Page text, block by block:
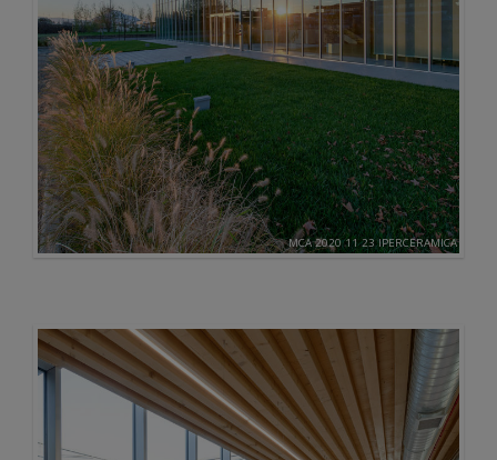
MCA 2020 11 23 IPERCERAMICA